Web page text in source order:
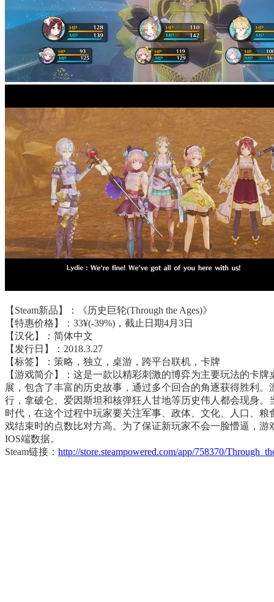
【Steam新品】：《历史巨轮(Through the Ages)》
【特惠价格】：33¥(-39%)，截止日期4月3日
【汉化】：简体中文
【发行日】：2018.3.27
【标签】：策略，独立，桌游，跨平台联机，卡牌
【游戏简介】：这是一款以精彩刺激的博弈为主要玩法的卡
展，包含了丰富的历史故事，通过多个回合的角逐获得胜利
行，拿破仑、爱因斯坦和核弹狂人甘地等历史伟人都会现身
时代，在这个过程中玩家要关注军事、政体、文化、人口、
戏结束时的点数比对方高。为了保证新玩家不会一脸懵逼，
IOS端数据。
Steam链接： http://store.steampowered.com/app/758370/